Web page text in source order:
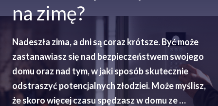
na zimę?
Nadeszła zima, a dni są coraz krótsze. Być może
zastanawiasz się nad bezpieczeństwem swojego
domu oraz nad tym, w jaki sposób skutecznie
odstraszyć potencjalnych złodziei. Może myślisz,
że skoro więcej czasu spędzasz w domu ze …